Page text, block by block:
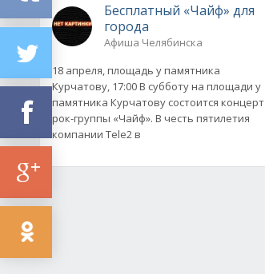
Бесплатный «Чайф» для
города
Афиша Челябинска
18 апреля, площадь у памятника
Курчатову, 17:00 В субботу на площади у
памятника Курчатову состоится концерт
рок-группы «Чайф». В честь пятилетия
компании Tele2 в